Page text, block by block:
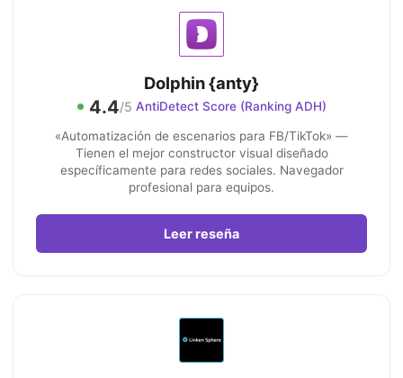
Dolphin {anty}
4.4/5 AntiDetect Score (Ranking ADH)
«Automatización de escenarios para FB/TikTok» —
Tienen el mejor constructor visual diseñado
específicamente para redes sociales. Navegador
profesional para equipos.
Leer reseña